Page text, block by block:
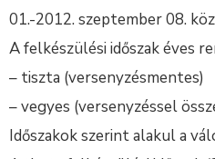
01.-2012. szeptember 08.
A felkészülési időszak éves
– tiszta (versenyzésmentes)
– vegyes (versenyzéssel
Időszakok szerint alakul a